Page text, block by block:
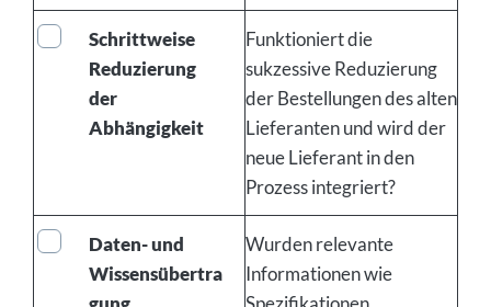
Schrittweise
Reduzierung
der
Abhängigkeit
Funktioniert die
sukzessive Reduzierung
der Bestellungen des alten
Lieferanten und wird der
neue Lieferant in den
Prozess integriert?
Daten- und
Wissensübertra
Wurden relevante
Informationen wie